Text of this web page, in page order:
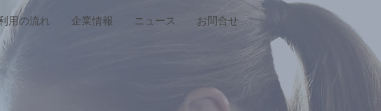
用の流れ 企業情報 ニュース お問合せ